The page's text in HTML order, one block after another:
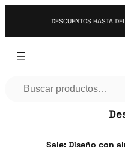
DESCUENTOS HASTA
Sale: Diseño con